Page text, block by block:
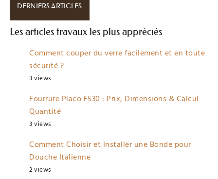
DERNIERS ARTICLES
Les articles travaux les plus appréciés
Comment couper du verre facilement et en toute
sécurité ?
3 views
Fourrure Placo F530 : Prix, Dimensions & Calcul
Quantité
3 views
Comment Choisir et Installer une Bonde pour
Douche Italienne
2 views